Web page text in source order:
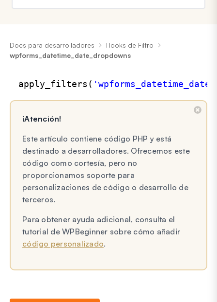
Docs para desarrolladores
Hooks de Filtro
wpforms_datetime_date_dropdowns
apply_filters(
¡Atención!
Este artículo contiene código PHP y está
destinado a desarrolladores. Ofrecemos este
código como cortesía, pero no
proporcionamos soporte para
personalizaciones de código o desarrollo de
terceros.
Para obtener ayuda adicional, consulta el
tutorial de WPBeginner sobre cómo añadir
código personalizado.